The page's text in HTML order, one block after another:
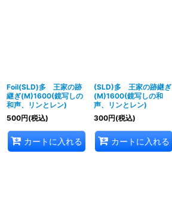
Foil(SLD)多 王家の跡
継ぎ(M)1600(鏡写しの
和声、リンとレン)
500円(税込)
カートに入れる
(SLD)多 王家の跡継ぎ
(M)1600(鏡写しの和
声、リンとレン)
300円(税込)
カートに入れる